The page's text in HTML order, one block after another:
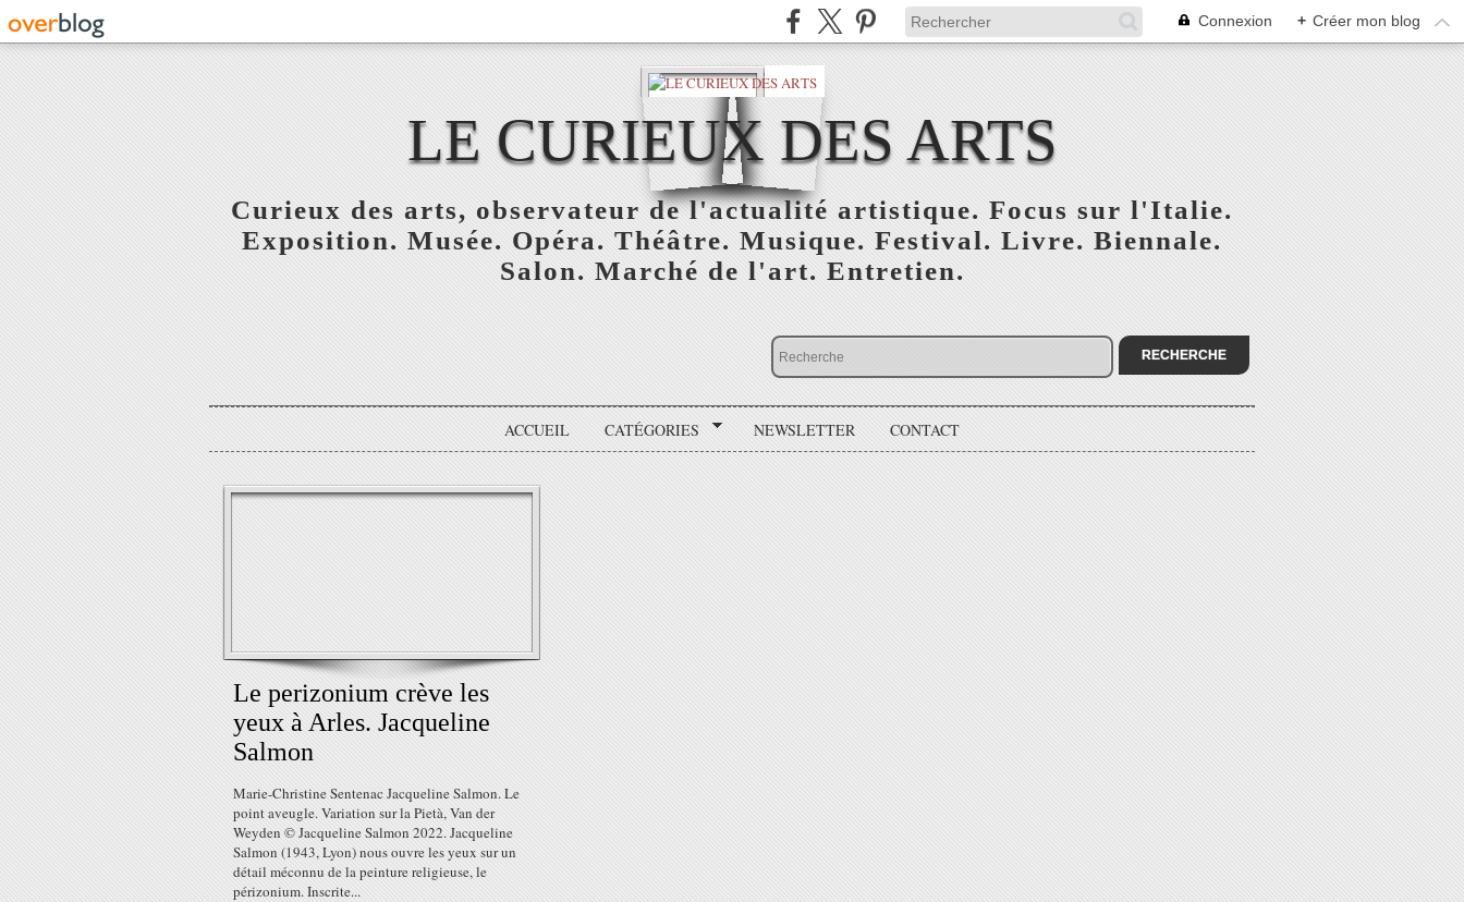
Connexion + Créer mon blog
LE CURIEUX DES ARTS
Curieux des arts, observateur de l'actualité artistique. Focus sur l'Italie.
Exposition. Musée. Opéra. Théâtre. Musique. Festival. Livre. Biennale.
Salon. Marché de l'art. Entretien.
ACCUEIL CATÉGORIES NEWSLETTER CONTACT
Le perizonium crève les
yeux à Arles. Jacqueline
Salmon
Marie-Christine Sentenac Jacqueline Salmon. Le
point aveugle. Variation sur la Pietà, Van der
Weyden © Jacqueline Salmon 2022. Jacqueline
Salmon (1943, Lyon) nous ouvre les yeux sur un
détail méconnu de la peinture religieuse, le
périzonium. Inscrite...